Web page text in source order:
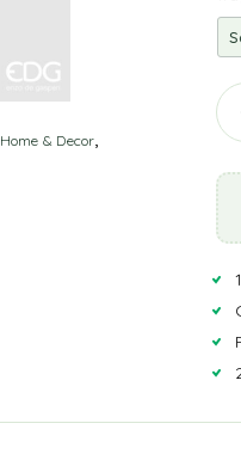
Home & Decor,